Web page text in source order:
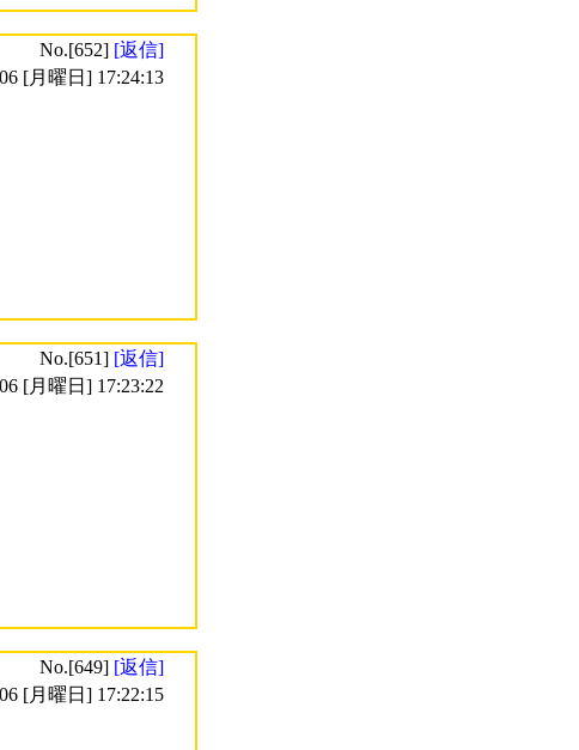
No.[652] [返信]
[月曜日] 17:24:13
No.[651] [返信]
[月曜日] 17:23:22
No.[649] [返信]
[月曜日] 17:22:15